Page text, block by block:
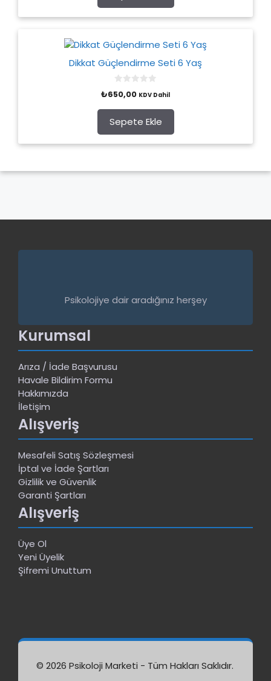
5
Dikkat Güçlendirme Seti 6 Yaş
0
o
t
o
f
5
₺650,00 KDV Dahil
Sepete Ekle
Psikolojiye dair aradığınız herşey
Kurumsal
Arıza / İade Başvurusu
Havale Bildirim Formu
Hakkımızda
İletişim
Alışveriş
Mesafeli Satış Sözleşmesi
İptal ve İade Şartları
Gizlilik ve Güvenlik
Garanti Şartları
Alışveriş
Üye Ol
Yeni Üyelik
Şifremi Unuttum
© 2026 Psikoloji Marketi - Tüm Hakları Saklıdır.